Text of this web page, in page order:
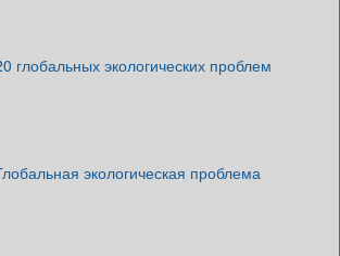
глобальных экологических проблем
экологическая проблема